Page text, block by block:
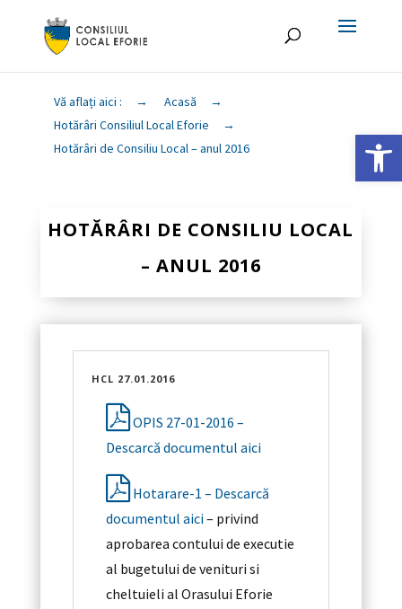
Deschide
Vă aflați aici : → Acasă
→
Hotărâri Consiliul Local Eforie
→
Hotărâri de Consiliu Local – anul 2016
HOTĂRÂRI DE CONSILIU LOCAL
– ANUL 2016
HCL 27.01.2016
OPIS 27-01-2016 –
Descarcă documentul aici
Hotarare-1 – Descarcă
documentul aici– privind
aprobarea contului de executie
al bugetului de venituri si
cheltuieli al Orasului Eforie